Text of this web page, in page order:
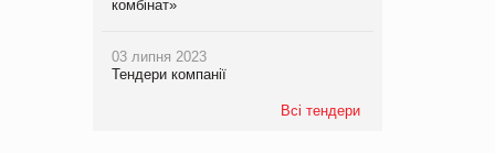
комбінат»
03 липня 2023
Тендери компанії
Всі тендери